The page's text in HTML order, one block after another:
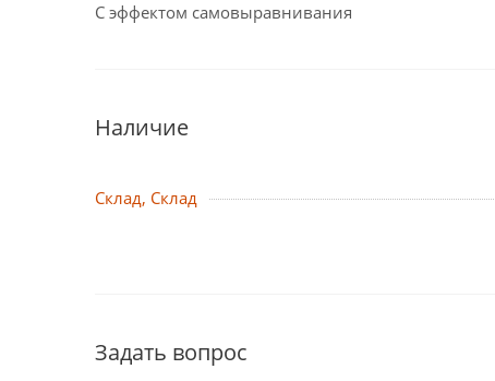
С эффектом самовыравнивания
Наличие
Склад, Склад
Задать вопрос